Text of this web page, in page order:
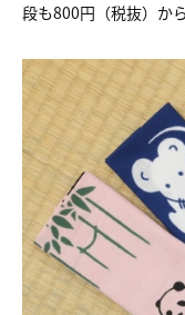
段も800円（税抜）か